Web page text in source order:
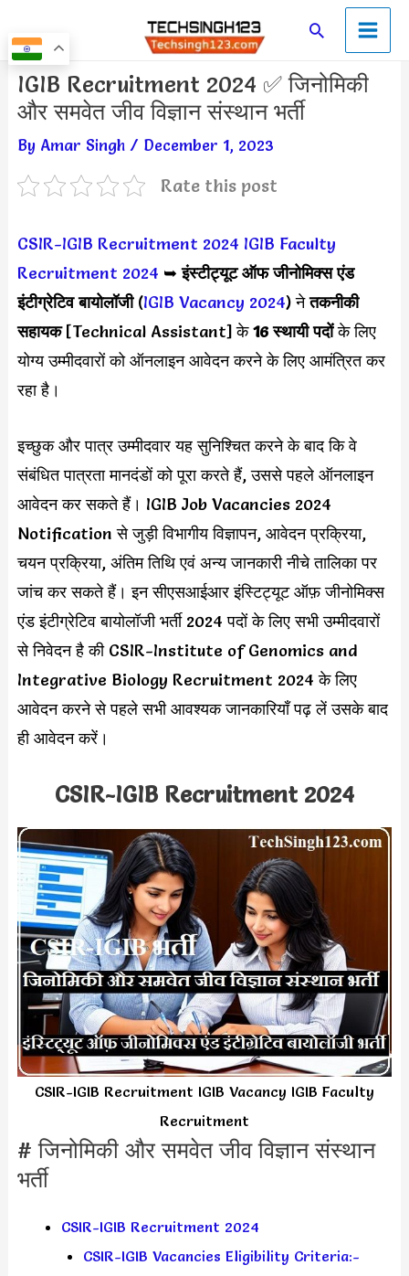
to
content
SearchMain
Menu
IGIB Recruitment 2024 ✅ जिनोमिकी
और समवेत जीव विज्ञान संस्थान भर्ती
By Amar Singh / December 1, 2023
Rate this post
CSIR-IGIB Recruitment 2024 IGIB Faculty
Recruitment 2024 ➥इंस्टीट्यूट ऑफ जीनोमिक्स एंड
इंटीग्रेटिव बायोलॉजी(IGIB Vacancy 2024) नेतकनीकी
सहायक[Technical Assistant] के16 स्थायी पदोंके लिए
योग्य उम्मीदवारों को ऑनलाइन आवेदन करने के लिए आमंत्रित कर
रहा है।
इच्छुक और पात्र उम्मीदवार यह सुनिश्चित करने के बाद कि वे
संबंधित पात्रता मानदंडों को पूरा करते हैं, उससे पहले ऑनलाइन
आवेदन कर सकते हैं। IGIB Job Vacancies 2024
Notification से जुड़ी विभागीय विज्ञापन, आवेदन प्रक्रिया,
चयन प्रक्रिया, अंतिम तिथि एवं अन्य जानकारी नीचे तालिका पर
जांच कर सकते हैं। इन सीएसआईआर इंस्टिट्यूट ऑफ़ जीनोमिक्स
एंड इंटीग्रेटिव बायोलॉजी भर्ती 2024 पदों के लिए सभी उम्मीदवारों
से निवेदन है की CSIR-Institute of Genomics and
Integrative Biology Recruitment 2024 के लिए
आवेदन करने से पहले सभी आवश्यक जानकारियाँ पढ़ लें उसके बाद
ही आवेदन करें।
CSIR-IGIB Recruitment 2024
CSIR-IGIB Recruitment IGIB Vacancy IGIB Faculty
Recruitment
# जिनोमिकी और समवेत जीव विज्ञान संस्थान
भर्ती
CSIR-IGIB Recruitment 2024
CSIR-IGIB Vacancies Eligibility Criteria:-
Post
navigation